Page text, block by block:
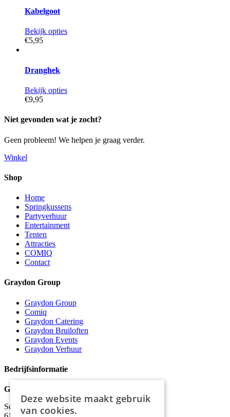
Kabelgoot
Bekijk opties
€5,95
Dranghek
Bekijk opties
€9,95
Niet gevonden wat je zocht?
Geen probleem! We helpen je graag verder.
Winkel
Shop
Home
Springkussens
Partyverhuur
Entertainment
Tenten
Attracties
COMIQ
Contact
Graydon Group
Graydon Group
Comiq
Graydon Catering
Graydon Bruiloften
Graydon Events
Graydon Verhuur
Bedrijfsinformatie
Graydon
Schineksstraat 11,
Deze website maakt gebruik
van cookies.